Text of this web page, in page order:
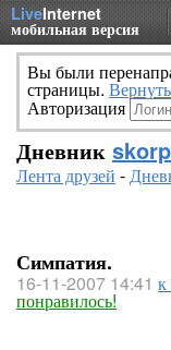
LiveInternet
мобильная версия
Вы были
страницы.
Авторизация
Дневник
Лента друзей -
Симпатия.
16-11-2007 14:41
понравилось!